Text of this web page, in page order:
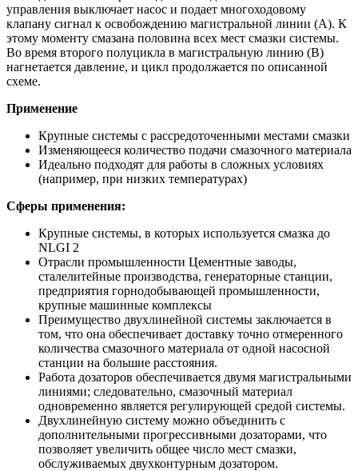
управления выключает насос и подает многоходовому
клапану сигнал к освобождению магистральной линии (А). К
этому моменту смазана половина всех мест смазки системы.
Во время второго полуцикла в магистральную линию (В)
нагнетается давление, и цикл продолжается по описанной
схеме.
Применение
Крупные системы с рассредоточенными местами смазки
Изменяющееся количество подачи смазочного материала
Идеально подходят для работы в сложных условиях
(например, при низких температурах)
Сферы применения:
Крупные системы, в которых используется смазка до
NLGI 2
Отрасли промышленности Цементные заводы,
сталелитейные производства, генераторные станции,
предприятия горнодобывающей промышленности,
крупные машинные комплексы
Преимущество двухлинейной системы заключается в
том, что она обеспечивает доставку точно отмеренного
количества смазочного материала от одной насосной
станции на большие расстояния.
Работа дозаторов обеспечивается двумя магистральными
линиями; следовательно, смазочный материал
одновременно является регулирующей средой системы.
Двухлинейную систему можно объединить с
дополнительными прогрессивными дозаторами, что
позволяет увеличить общее число мест смазки,
обслуживаемых двухконтурным дозатором.